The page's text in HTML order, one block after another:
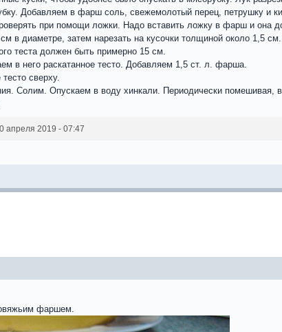
Добавляем в фарш соль, свежемолотый перец, петрушку
при помощи ложки. Надо вставить ложку в фарш и она
в диаметре, затем нарезать на кусочки толщиной около 1,5
теста должен быть примерно 15 см.
в него раскатанное тесто. Добавляем 1,5 ст. л. фарша.
сверху.
Солим. Опускаем в воду хинкали. Периодически помешивая,
апреля 2019 - 07:47
фаршем.